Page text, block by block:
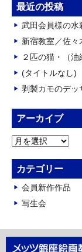
最近の投稿
武田会員様の水
新宿教室／佐
２匹の猫・（油
(タイトルなし)
剥製カモのデッ
アーカイブ
ア
カ
イ
ブ
カテゴリー
会員新作作品
写生会